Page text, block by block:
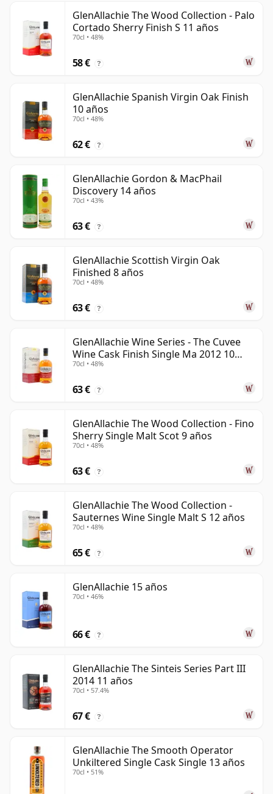
GlenAllachie The Wood Collection - Palo
Cortado Sherry Finish S 11 años
70cl • 48%
58 € ?
GlenAllachie Spanish Virgin Oak Finish
10 años
70cl • 48%
62 € ?
GlenAllachie Gordon & MacPhail
Discovery 14 años
70cl • 43%
63 € ?
GlenAllachie Scottish Virgin Oak
Finished 8 años
70cl • 48%
63 € ?
GlenAllachie Wine Series - The Cuvee
Wine Cask Finish Single Ma 2012 10
años
70cl • 48%
63 € ?
GlenAllachie The Wood Collection - Fino
Sherry Single Malt Scot 9 años
70cl • 48%
63 € ?
GlenAllachie The Wood Collection -
Sauternes Wine Single Malt S 12 años
70cl • 48%
65 € ?
GlenAllachie 15 años
70cl • 46%
66 € ?
GlenAllachie The Sinteis Series Part III
2014 11 años
70cl • 57.4%
67 € ?
GlenAllachie The Smooth Operator
Unkiltered Single Cask Single 13 años
70cl • 51%